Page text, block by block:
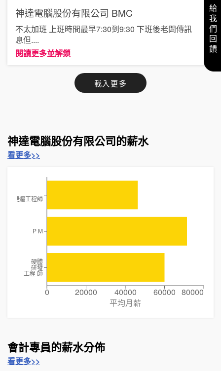
神達電腦股份有限公司 BMC
不太加班 上班時間最早7:30到9:30 下班後老闆傳訊
息但....
閱讀更多並解鎖
載入更多
神達電腦股份有限公司的薪水
看更多>>
0 20000 40000 60000 80000
平均月薪
硬體工程師
P M
硬體
研發
工程 師
會計專員的薪水分佈
看更多>>
給我們回饋